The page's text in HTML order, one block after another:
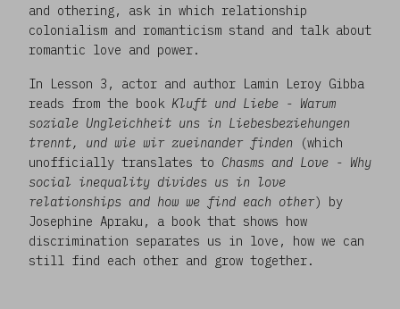
and othering, ask in which relationship
colonialism and romanticism stand and talk about
romantic love and power.
In Lesson 3, actor and author Lamin Leroy Gibba
reads from the book Kluft und Liebe - Warum
soziale Ungleichheit uns in Liebesbeziehungen
trennt, und wie wir zueinander finden (which
unofficially translates to Chasms and Love - Why
social inequality divides us in love
relationships and how we find each other) by
Josephine Apraku, a book that shows how
discrimination separates us in love, how we can
still find each other and grow together.